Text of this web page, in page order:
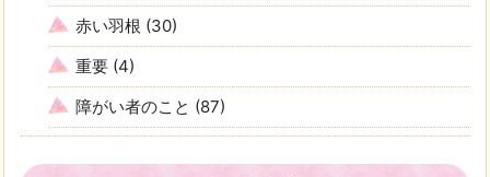
赤い羽根 (30)
重要 (4)
障がい者のこと (87)